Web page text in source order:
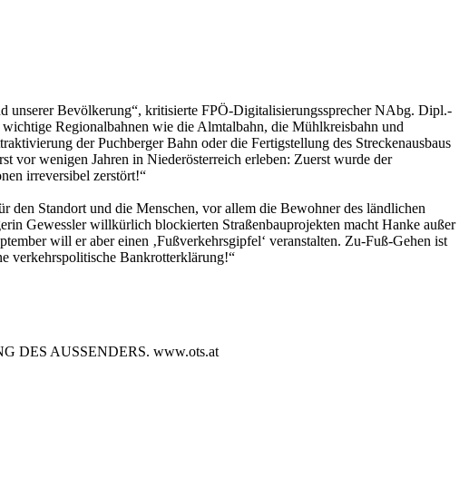
unserer Bevölkerung“, kritisierte FPÖ-Digitalisierungssprecher NAbg. Dipl.-
Regionalbahnen wie die Almtalbahn, die Mühlkreisbahn und
der Puchberger Bahn oder die Fertigstellung des Streckenausbaus
vor wenigen Jahren in Niederösterreich erleben: Zuerst wurde der
irreversibel zerstört!“
den Standort und die Menschen, vor allem die Bewohner des ländlichen
Gewessler willkürlich blockierten Straßenbauprojekten macht Hanke außer
will er aber einen ‚Fußverkehrsgipfel‘ veranstalten. Zu-Fuß-Gehen ist
verkehrspolitische Bankrotterklärung!“
DES AUSSENDERS. www.ots.at